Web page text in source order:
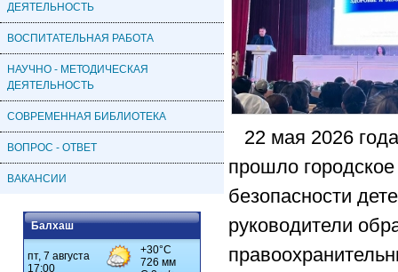
ДЕЯТЕЛЬНОСТЬ
ВОСПИТАТЕЛЬНАЯ РАБОТА
НАУЧНО - МЕТОДИЧЕСКАЯ
ДЕЯТЕЛЬНОСТЬ
СОВРЕМЕННАЯ БИБЛИОТЕКА
ВОПРОС - ОТВЕТ
ВАКАНСИИ
Балхаш
22 мая 2026
прошло
безопасности
руководители